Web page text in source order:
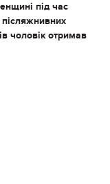
під час
чоловік отримав